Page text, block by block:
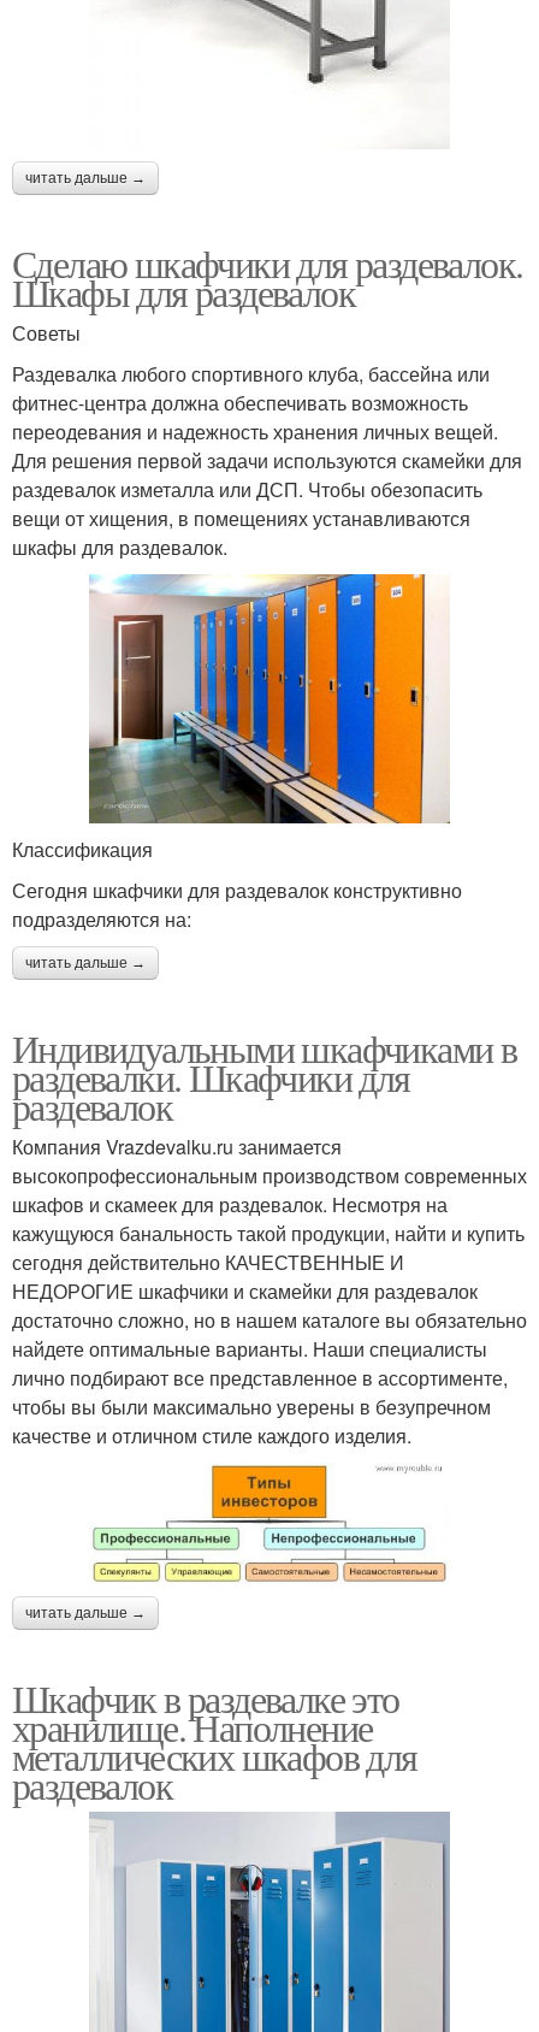
читать дальше →
Сделаю шкафчики для раздевалок.
Шкафы для раздевалок
Советы
Раздевалка любого спортивного клуба, бассейна или
фитнес-центра должна обеспечивать возможность
переодевания и надежность хранения личных вещей.
Для решения первой задачи используются скамейки для
раздевалок изметалла или ДСП. Чтобы обезопасить
вещи от хищения, в помещениях устанавливаются
шкафы для раздевалок.
Классификация
Сегодня шкафчики для раздевалок конструктивно
подразделяются на:
читать дальше →
Индивидуальными шкафчиками в
раздевалки. Шкафчики для
раздевалок
Компания Vrazdevalku.ru занимается
высокопрофессиональным производством современных
шкафов и скамеек для раздевалок. Несмотря на
кажущуюся банальность такой продукции, найти и купить
сегодня действительно КАЧЕСТВЕННЫЕ И
НЕДОРОГИЕ шкафчики и скамейки для раздевалок
достаточно сложно, но в нашем каталоге вы обязательно
найдете оптимальные варианты. Наши специалисты
лично подбирают все представленное в ассортименте,
чтобы вы были максимально уверены в безупречном
качестве и отличном стиле каждого изделия.
читать дальше →
Шкафчик в раздевалке это
хранилище. Наполнение
металлических шкафов для
раздевалок